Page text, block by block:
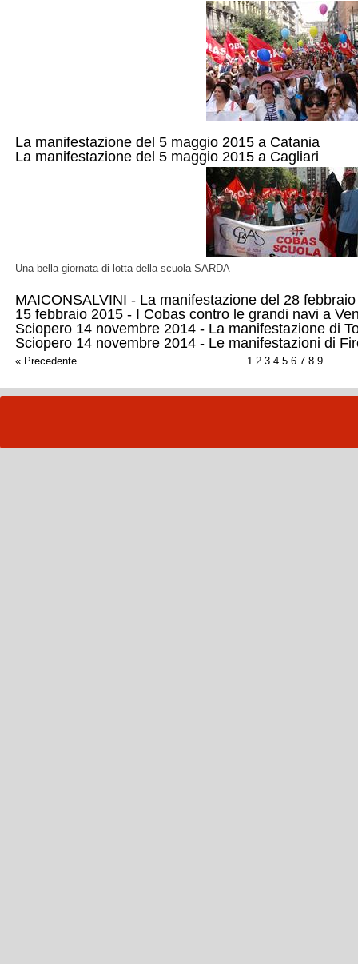
La manifestazione del 5 maggio 2015 a Catania
La manifestazione del 5 maggio 2015 a Cagliari
Una bella giornata di lotta della scuola SARDA
MAICONSALVINI - La manifestazione del 28
15 febbraio 2015 - I Cobas contro le grandi navi a
Sciopero 14 novembre 2014 - La manifestazione di
Sciopero 14 novembre 2014 - Le manifestazioni di
« Precedente 1 2 3 4 5 6 7 8 9